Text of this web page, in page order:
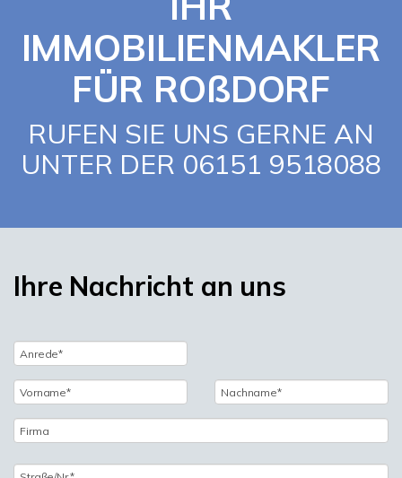
IMMOBILIENMAKLER
FÜR ROßDORF
RUFEN SIE UNS GERNE AN
UNTER DER 06151 9518088
Ihre Nachricht an uns